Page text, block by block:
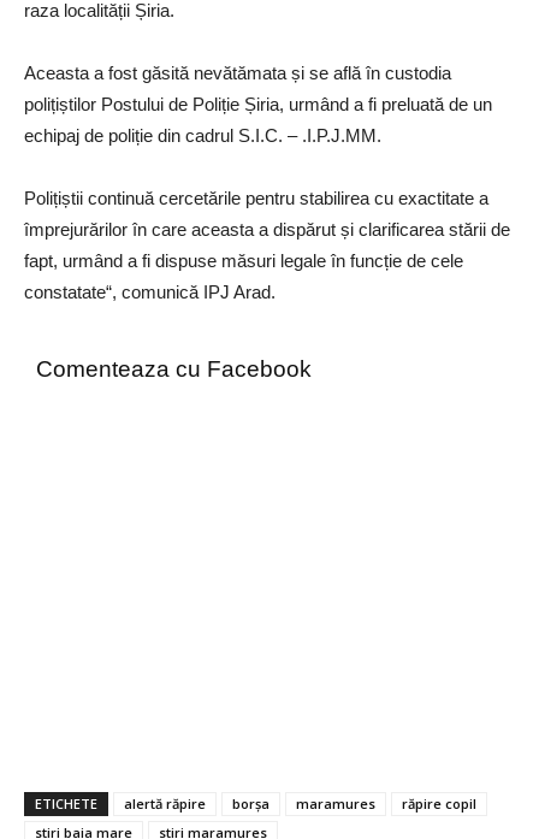
raza localității Șiria.
Aceasta a fost găsită nevătămata și se află în custodia
polițiștilor Postului de Poliție Șiria, urmând a fi preluată de un
echipaj de poliție din cadrul S.I.C. – .I.P.J.MM.
Polițiștii continuă cercetările pentru stabilirea cu exactitate a
împrejurărilor în care aceasta a dispărut și clarificarea stării de
fapt, urmând a fi dispuse măsuri legale în funcție de cele
constatate“, comunică IPJ Arad.
Comenteaza cu Facebook
ETICHETE alertă răpire borșa maramures
răpire copil
stiri baia mare
stiri maramures